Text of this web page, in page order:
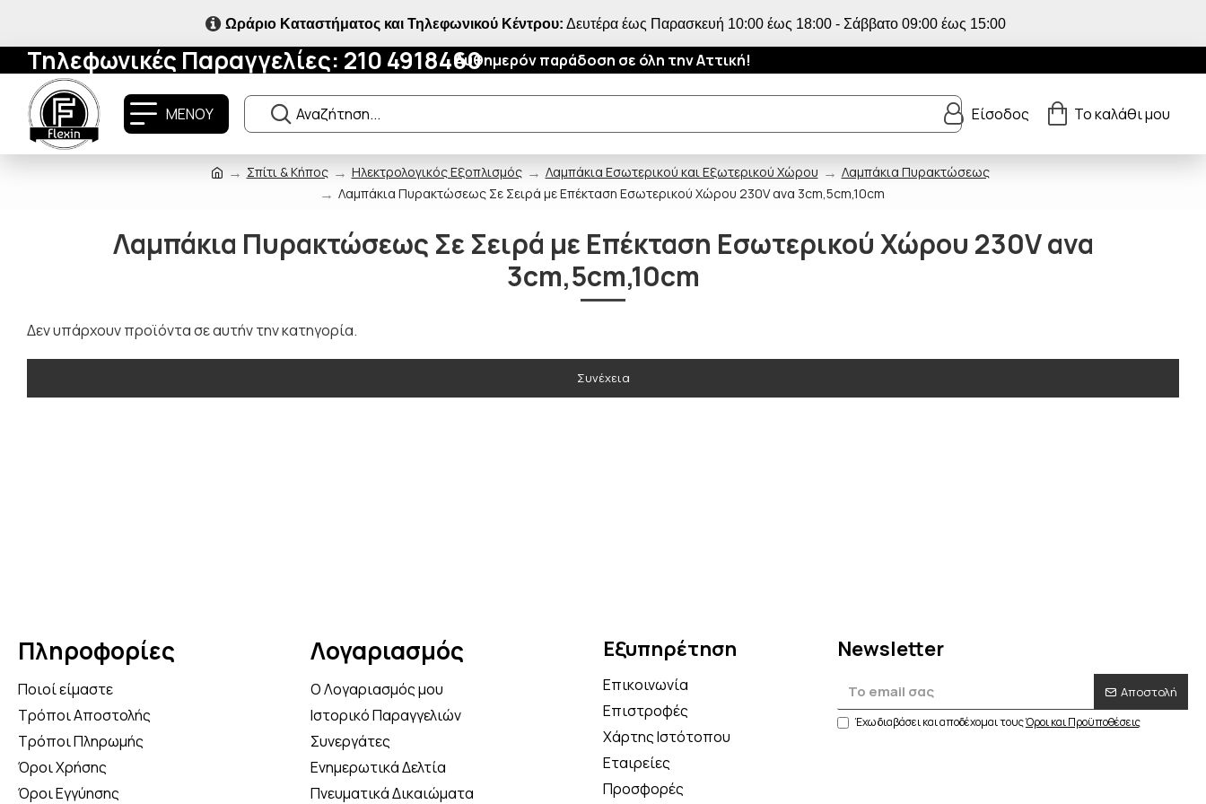
Ωράριο Καταστήματος και Τηλεφωνικού Κέντρου: Δευτέρα έως Παρασκευή 10:00 έως 18:00 - Σάββατο 09:00 έως 15:00
Τηλεφωνικές Παραγγελίες: 210 4918460Αυθημερόν παράδοση σε όλη την Αττική!
ΜΕΝΟΥ Είσοδος Το καλάθι μου
Σπίτι & Κήπος Ηλεκτρολογικός Εξοπλισμός Λαμπάκια Εσωτερικού και Εξωτερικού Χώρου
Λαμπάκια Πυρακτώσεως
Λαμπάκια Πυρακτώσεως Σε Σειρά με Επέκταση Εσωτερικού Χώρου 230V ανα 3cm,5cm,10cm
Λαμπάκια Πυρακτώσεως Σε Σειρά με Επέκταση Εσωτερικού Χώρου 230V ανα
3cm,5cm,10cm
Δεν υπάρχουν προϊόντα σε αυτήν την κατηγορία.
Συνέχεια
Πληροφορίες
Ποιοί είμαστε
Τρόποι Αποστολής
Τρόποι Πληρωμής
Όροι Χρήσης
Όροι Εγγύησης
Λογαριασμός
Ο Λογαριασμός μου
Ιστορικό Παραγγελιών
Συνεργάτες
Ενημερωτικά Δελτία
Πνευματικά Δικαιώματα
Εξυπηρέτηση
Επικοινωνία
Επιστροφές
Χάρτης Ιστότοπου
Εταιρείες
Προσφορές
Newsletter
Αποστολή
Έχω διαβάσει και αποδέχομαι τουςΌροι και Προϋποθέσεις